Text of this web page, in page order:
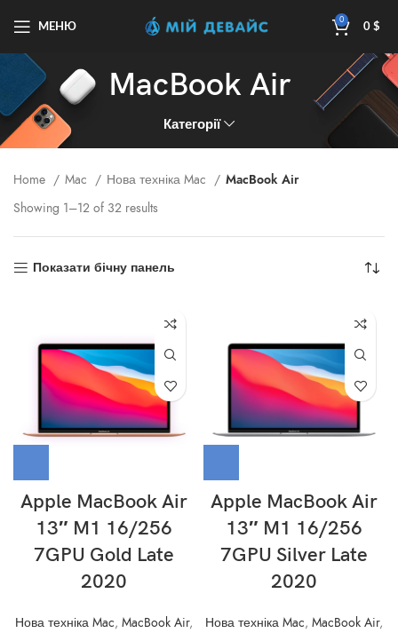
МЕНЮ
0
0$
MacBook Air
Категорії
Home Mac Нова техніка Mac
MacBook Air
Showing 1–12 of 32 results
Показати бічну панель
Apple MacBook Air
13″ M1 16/256
7GPU Gold Late
2020
Нова техніка Mac, MacBook Air,
Apple MacBook Air
13″ M1 16/256
7GPU Silver Late
2020
Нова техніка Mac, MacBook Air,